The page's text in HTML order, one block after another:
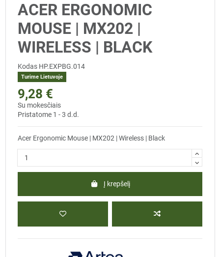
ACER ERGONOMIC
MOUSE | MX202 |
WIRELESS | BLACK
Kodas HP.EXPBG.014
Turime Lietuvoje
9,28 €
Su mokesčiais
Pristatome 1 - 3 d.d.
Acer Ergonomic Mouse | MX202 | Wireless | Black
Į krepšelį